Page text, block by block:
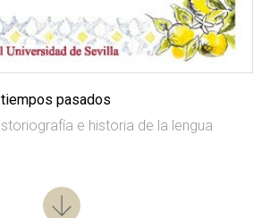
pasados
e historia de la lengua